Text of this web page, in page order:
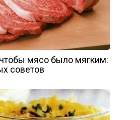
мясо было мягким:
советов